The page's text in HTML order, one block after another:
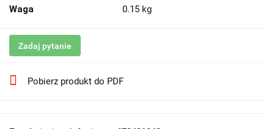
Waga 0.15 kg
Zadaj pytanie
Pobierz produkt do PDF